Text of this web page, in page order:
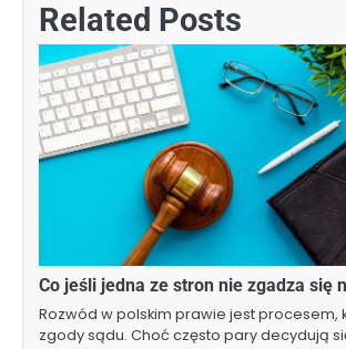
Related Posts
Co jeśli jedna ze stron nie zgadza się
Rozwód w polskim prawie jest procesem,
zgody sądu. Choć często pary decydują